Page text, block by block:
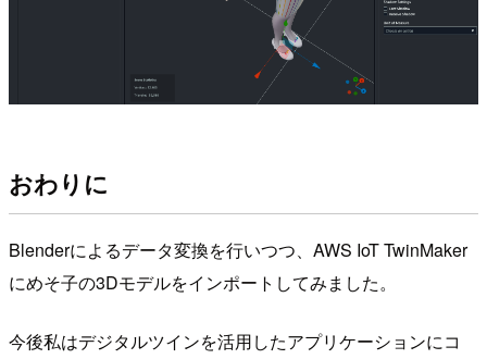
おわりに
Blenderによるデータ変換を行いつつ、AWS IoT TwinMaker
にめそ子の3Dモデルをインポートしてみました。
今後私はデジタルツインを活用したアプリケーションにコ